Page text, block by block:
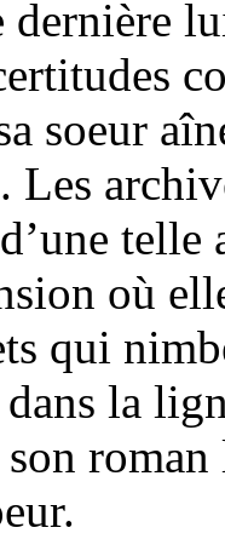
dernière
soeur
où
qui
la